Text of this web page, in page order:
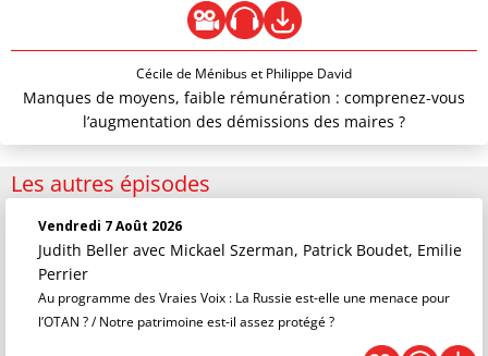
Cécile de Ménibus et Philippe David
Manques de moyens, faible rémunération : comprenez-vous
l’augmentation des démissions des maires ?
Les autres épisodes
Vendredi 7 Août 2026
Judith Beller avec Mickael Szerman, Patrick Boudet, Emilie
Perrier
Au programme des Vraies Voix : La Russie est-elle une menace pour
l’OTAN ? / Notre patrimoine est-il assez protégé ?